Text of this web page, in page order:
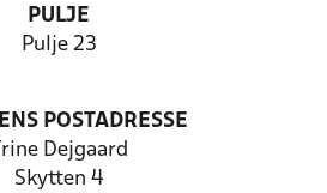
PULJE
Pulje 23
POSTADRESSE
Trine Dejgaard
Skytten 4